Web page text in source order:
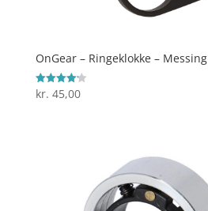
OnGear – Ringeklokke – Messing
Vurderet
4.2
kr. 45,00